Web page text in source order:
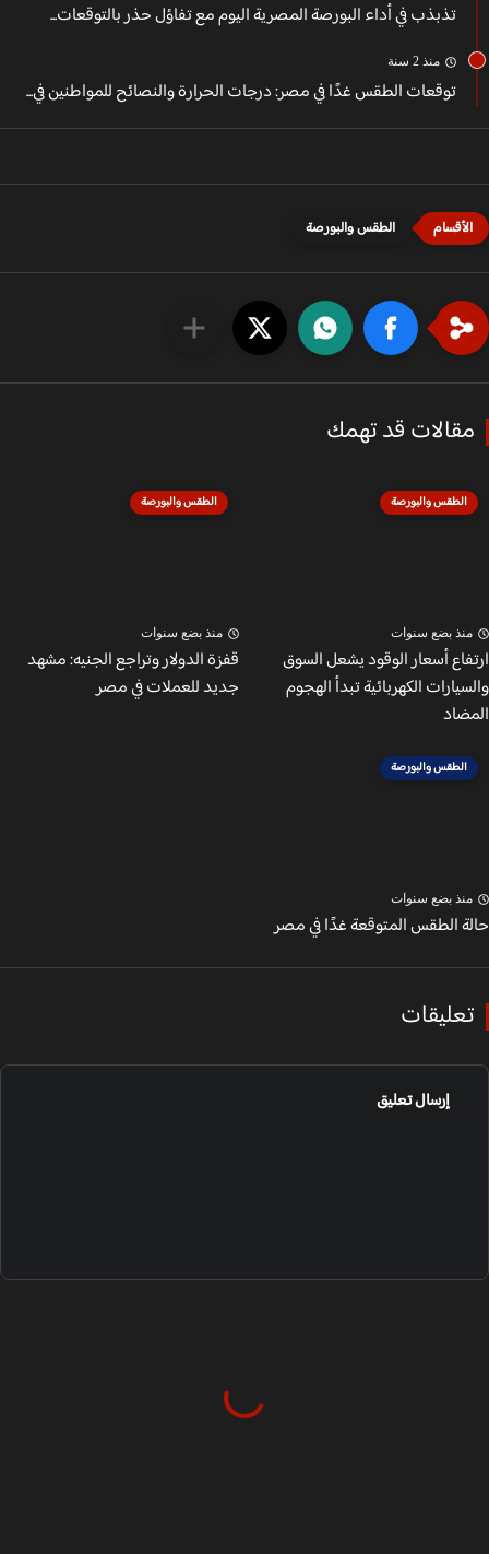
تذبذب في أداء البورصة المصرية اليوم مع تفاؤل حذر بالتوقعات...
منذ 2 سنة
توقعات الطقس غدًا في مصر: درجات الحرارة والنصائح للمواطنين في...
الطقس والبورصة
قد تهمك
الطقس والبورصة
بضع سنوات
أسعار الوقود يشعل السوق
الكهربائية تبدأ الهجوم
الطقس والبورصة
منذ بضع سنوات
قفزة الدولار وتراجع الجنيه: مشهد
جديد للعملات في مصر
الطقس والبورصة
بضع سنوات
الطقس المتوقعة غدًا في مصر
إرسال تعليق